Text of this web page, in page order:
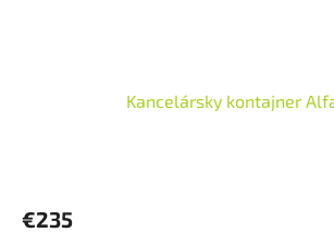
Kancelársky kontajner
€235